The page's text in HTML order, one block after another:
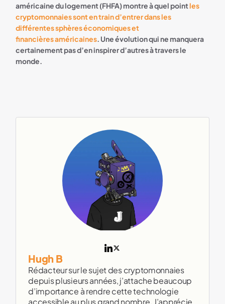
américaine du logement (FHFA) montre à quel pointles
cryptomonnaies sont en train d’entrer dans les
différentes sphères économiques et
financières américaines. Une évolution qui ne manquera
certainement pas d’en inspirer d’autres à travers le
monde.
Hugh B
Rédacteur sur le sujet des cryptomonnaies
depuis plusieurs années, j’attache beaucoup
d’importance à rendre cette technologie